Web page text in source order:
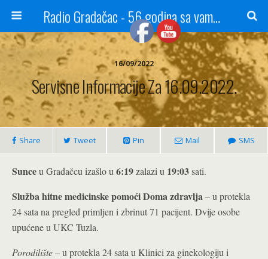
Radio Gradačac - 56 godina sa vama...
16/09/2022
Servisne Informacije Za 16.09.2022.
Share Tweet Pin Mail SMS
Sunceu Gradačcu izašlo u 6:19zalazi u 19:03sati.
Služba hitne medicinske pomoći Doma zdravlja– u protekla
24 sata na pregled primljen i zbrinut 71 pacijent. Dvije osobe
upućene u UKC Tuzla.
Porodilište– u protekla 24 sata u Klinici za ginekologiju i